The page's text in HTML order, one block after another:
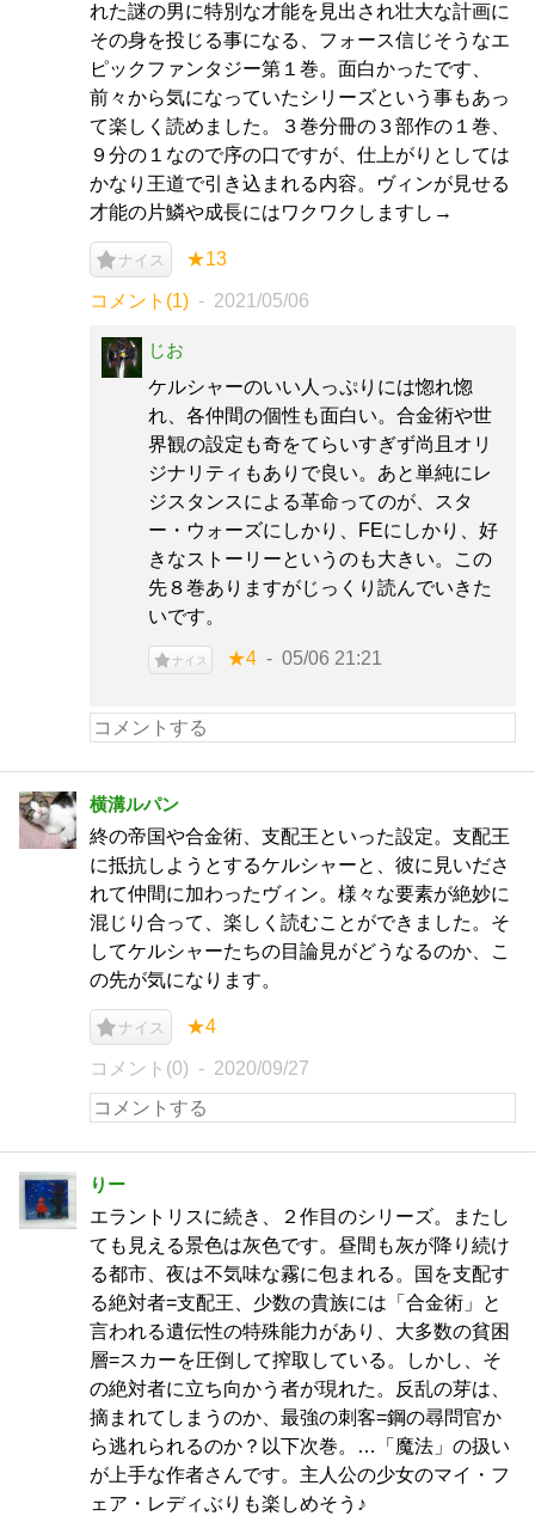
れた謎の男に特別な才能を見出され壮大な計画に
その身を投じる事になる、フォース信じそうなエ
ピックファンタジー第１巻。面白かったです、
前々から気になっていたシリーズという事もあっ
て楽しく読めました。３巻分冊の３部作の１巻、
９分の１なので序の口ですが、仕上がりとしては
かなり王道で引き込まれる内容。ヴィンが見せる
才能の片鱗や成長にはワクワクしますし→
ナイス ★13
コメント(1) 2021/05/06
じお
ケルシャーのいい人っぷりには惚れ惚
れ、各仲間の個性も面白い。合金術や世
界観の設定も奇をてらいすぎず尚且オリ
ジナリティもありで良い。あと単純にレ
ジスタンスによる革命ってのが、スタ
ー・ウォーズにしかり、FEにしかり、好
きなストーリーというのも大きい。この
先８巻ありますがじっくり読んでいきた
いです。
ナイス ★4 05/06 21:21
横溝ルパン
終の帝国や合金術、支配王といった設定。支配王
に抵抗しようとするケルシャーと、彼に見いださ
れて仲間に加わったヴィン。様々な要素が絶妙に
混じり合って、楽しく読むことができました。そ
してケルシャーたちの目論見がどうなるのか、こ
の先が気になります。
ナイス ★4
コメント(0) 2020/09/27
りー
エラントリスに続き、２作目のシリーズ。またし
ても見える景色は灰色です。昼間も灰が降り続け
る都市、夜は不気味な霧に包まれる。国を支配す
る絶対者=支配王、少数の貴族には「合金術」と
言われる遺伝性の特殊能力があり、大多数の貧困
層=スカーを圧倒して搾取している。しかし、そ
の絶対者に立ち向かう者が現れた。反乱の芽は、
摘まれてしまうのか、最強の刺客=鋼の尋問官か
ら逃れられるのか？以下次巻。…「魔法」の扱い
が上手な作者さんです。主人公の少女のマイ・フ
ェア・レディぶりも楽しめそう♪